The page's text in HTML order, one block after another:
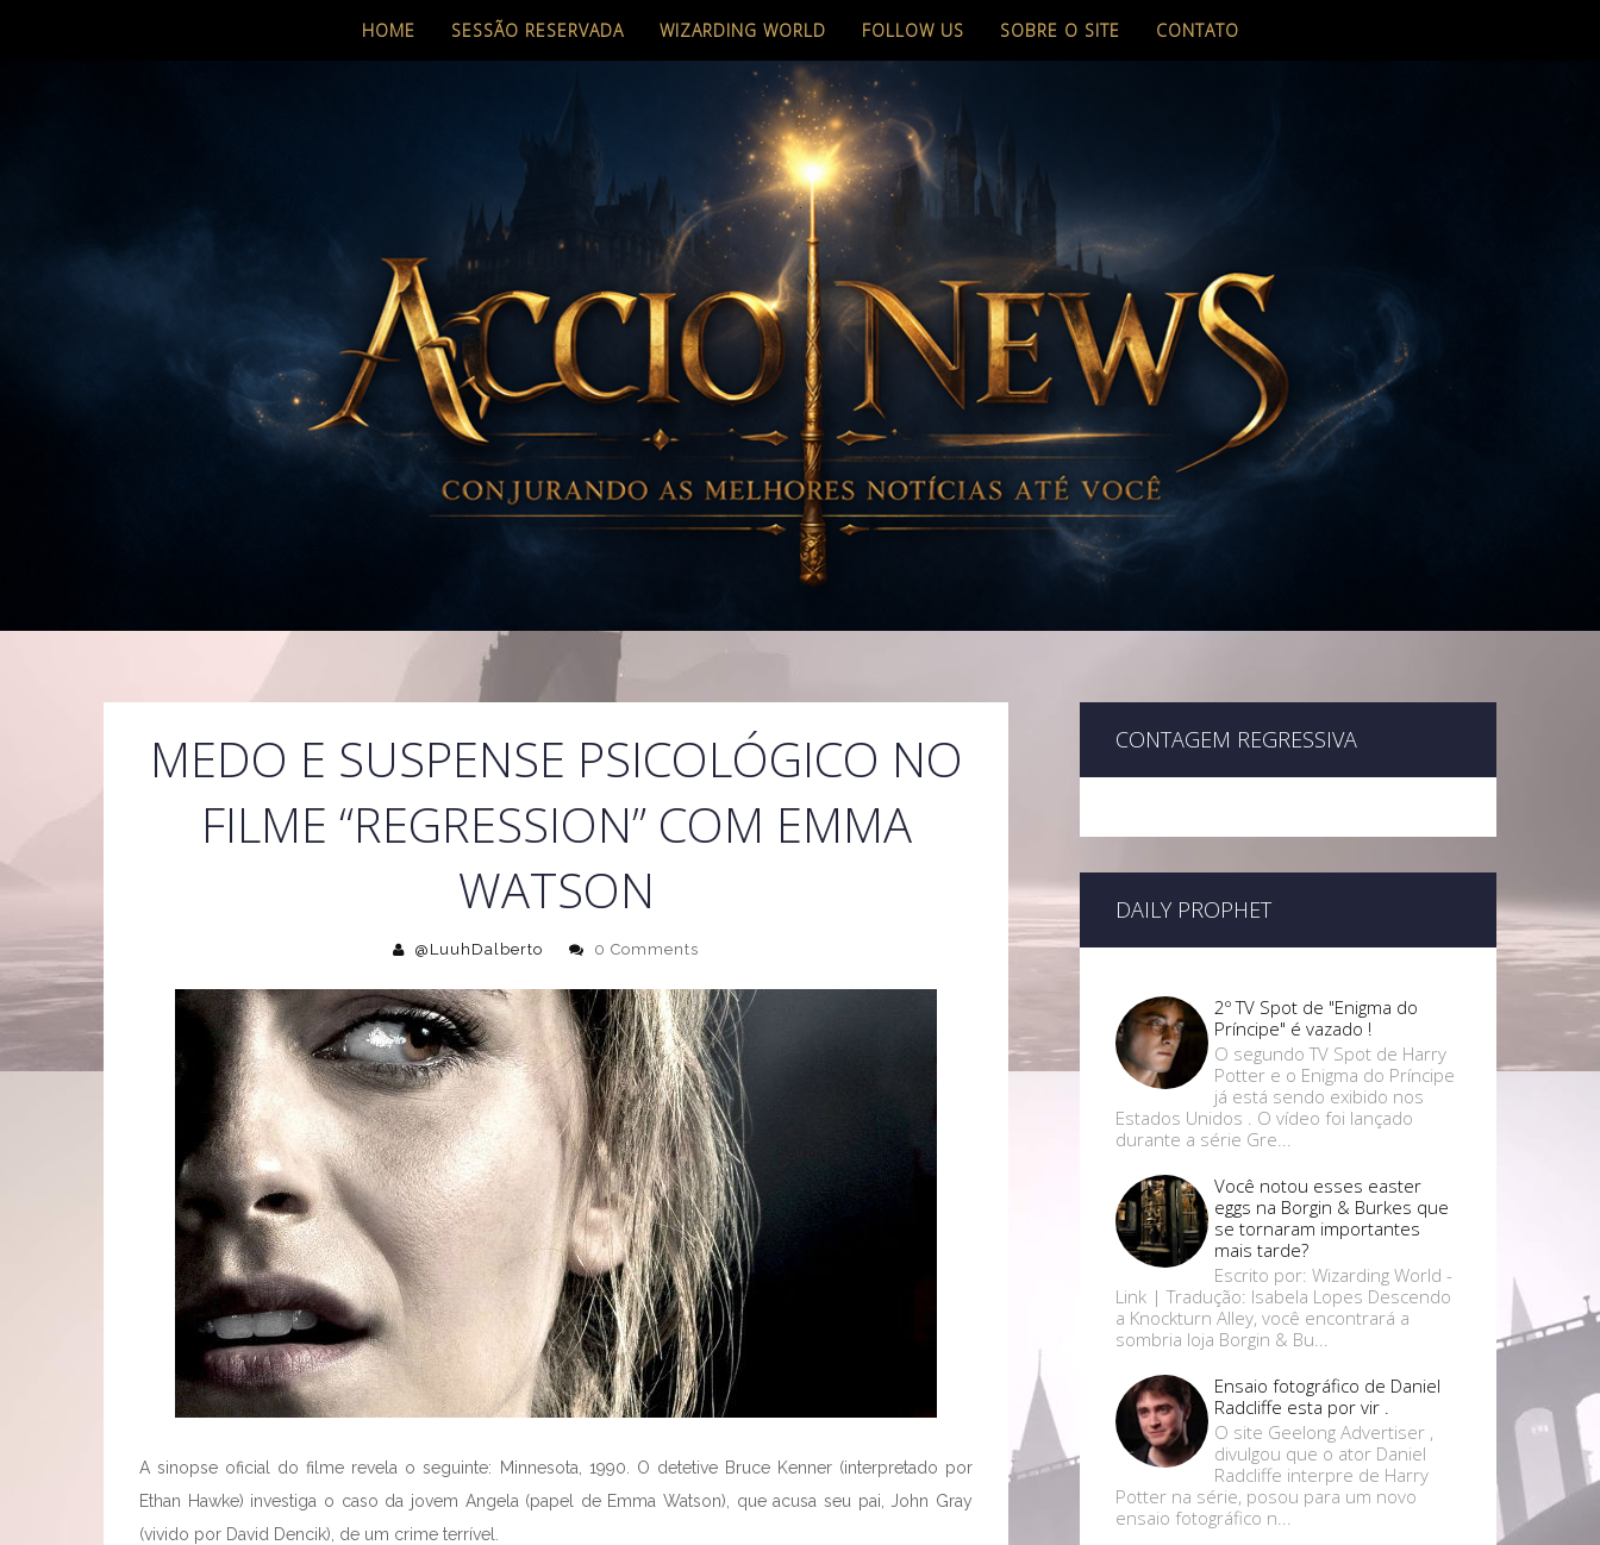
HOME SESSÃO RESERVADA WIZARDING WORLD FOLLOW US SOBRE O SITE CONTATO
MEDO E SUSPENSE PSICOLÓGICO NO
FILME “REGRESSION” COM EMMA
WATSON
@LuuhDalberto 0 Comments
A sinopse oficial do filme revela o seguinte: Minnesota, 1990. O detetive Bruce Kenner (interpretado por
Ethan Hawke) investiga o caso da jovem Angela (papel de Emma Watson), que acusa seu pai, John Gray
(vivido por David Dencik), de um crime terrível.
CONTAGEM REGRESSIVA
DAILY PROPHET
2º TV Spot de "Enigma do
Príncipe" é vazado !
O segundo TV Spot de Harry
Potter e o Enigma do Príncipe
já está sendo exibido nos
Estados Unidos . O vídeo foi lançado
durante a série Gre...
Você notou esses easter
eggs na Borgin & Burkes que
se tornaram importantes
mais tarde?
Escrito por: Wizarding World -
Link | Tradução: Isabela Lopes Descendo
a Knockturn Alley, você encontrará a
sombria loja Borgin & Bu...
Ensaio fotográfico de Daniel
Radcliffe esta por vir .
O site Geelong Advertiser ,
divulgou que o ator Daniel
Radcliffe interpre de Harry
Potter na série, posou para um novo
ensaio fotográfico n...